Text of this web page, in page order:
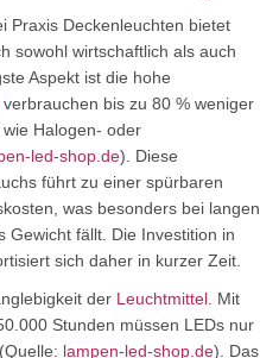
Praxis Deckenleuchten bietet
sowohl wirtschaftlich als auch
Aspekt ist die hohe
verbrauchen bis zu 80 % weniger
Halogen- oder
led-shop.de). Diese
führt zu einer spürbaren
was besonders bei langen
Gewicht fällt. Die Investition in
sich daher in kurzer Zeit.
der Leuchtmittel . Mit
Stunden müssen LEDs nur
lampen-led-shop.de). Das